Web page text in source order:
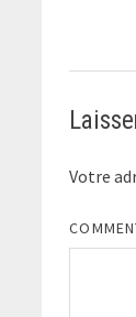
Votre